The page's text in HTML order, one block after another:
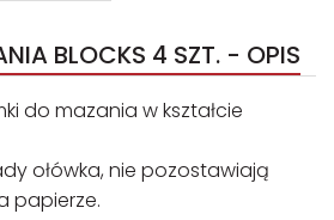
BLOCKS 4 SZT. - OPIS
do mazania w kształcie
ołówka, nie pozostawiają
papierze.